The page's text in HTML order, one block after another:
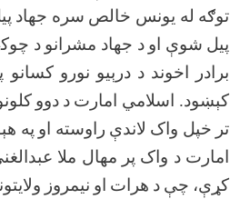
توګه له یونس خالص سره جهاد
پیل شوې او د جهاد مشرانو د
برادر
اخوند د درېیو نورو کسانو
کېښود. اسلامي امارت د دوو
تر خپل واک لاندې راوسته او په
امارت د واک پر مهال ملا
کړې، چې د هرات او نیمروز